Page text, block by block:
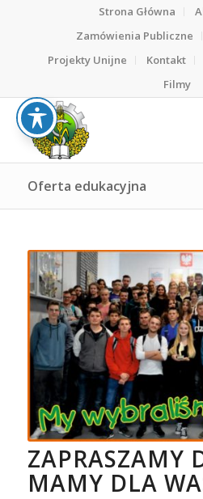
Strona Główna
Zamówienia Publiczne
Projekty Unijne
Kontakt
Filmy
Oferta edukacyjna
ZAPRASZAMY
MAMY DLA